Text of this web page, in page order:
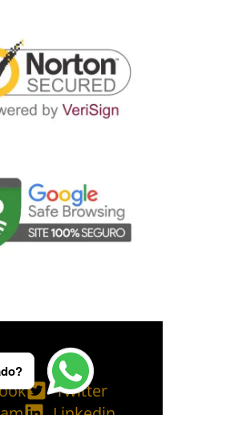
Twitter
Linkedin